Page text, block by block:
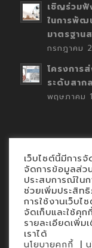
เชิญร่วมฟั
ในการพัฒ
มาตรฐาน
กรกฎาคม
โครงการ
ระดับสา
พฤษภาคม
Contact
นโยบายคุกกี้
นโยบายข้อมูล
เว็บไซต์นี้มีการ
จัดการข้อมูลส่ว
ประสบการณ์ใน
ช่วยเพิ่มประสิท
การใช้งานเว็บไ
จัดเก็บและใช้คุ
รายละเอียดเพิ่
เราได้
นโยบายคุกกี้ |